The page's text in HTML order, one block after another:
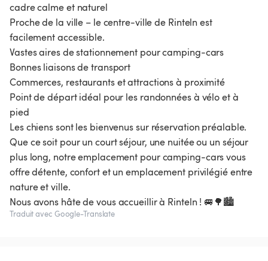
cadre calme et naturel
Proche de la ville – le centre-ville de Rinteln est
facilement accessible.
Vastes aires de stationnement pour camping-cars
Bonnes liaisons de transport
Commerces, restaurants et attractions à proximité
Point de départ idéal pour les randonnées à vélo et à
pied
Les chiens sont les bienvenus sur réservation préalable.
Que ce soit pour un court séjour, une nuitée ou un séjour
plus long, notre emplacement pour camping-cars vous
offre détente, confort et un emplacement privilégié entre
nature et ville.
Nous avons hâte de vous accueillir à Rinteln ! 🚐🌳🏙️
Traduit avec Google-Translate